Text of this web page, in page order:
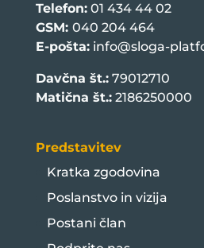
Telefon:01 434 44 02
GSM: 040 204 464
E-pošta: info@sloga-
Davčna št.:79012710
Matična št.:2186250000
Predstavitev
Kratka zgodovina
Poslanstvo in vizija
Postani član